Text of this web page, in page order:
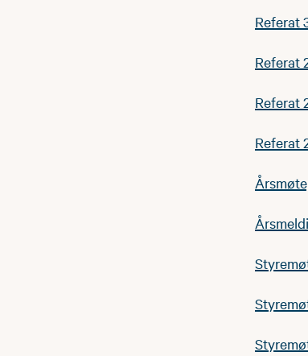
Referat
Referat
Referat
Referat